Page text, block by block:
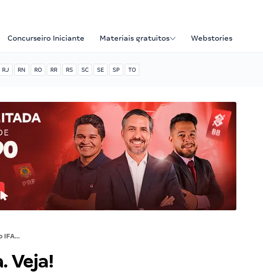
Concurseiro Iniciante Materiais gratuitos Webstories
RJ RN RO RR RS SC SE SP TO
Concurso IFAL: banca definida. Veja!
Veja!